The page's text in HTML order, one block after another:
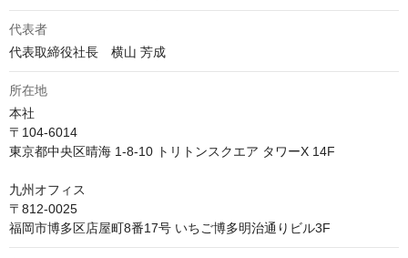
代表者
代表取締役社長　横山 芳成
所在地
本社
〒104-6014
東京都中央区晴海 1-8-10 トリトンスクエア タワーX 14F
九州オフィス
〒812-0025
福岡市博多区店屋町8番17号 いちご博多明治通りビル3F